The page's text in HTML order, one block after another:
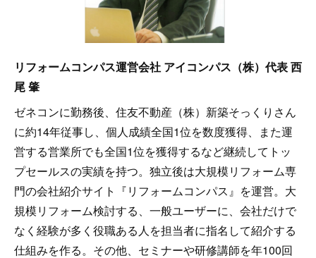
リフォームコンパス運営会社 アイコンパス（株）代表 西
尾 肇
ゼネコンに勤務後、住友不動産（株）新築そっくりさん
に約14年従事し、個人成績全国1位を数度獲得、また運
営する営業所でも全国1位を獲得するなど継続してトッ
プセールスの実績を持つ。独立後は大規模リフォーム専
門の会社紹介サイト『リフォームコンパス』を運営。大
規模リフォーム検討する、一般ユーザーに、会社だけで
なく経験が多く役職ある人を担当者に指名して紹介する
仕組みを作る。その他、セミナーや研修講師を年100回